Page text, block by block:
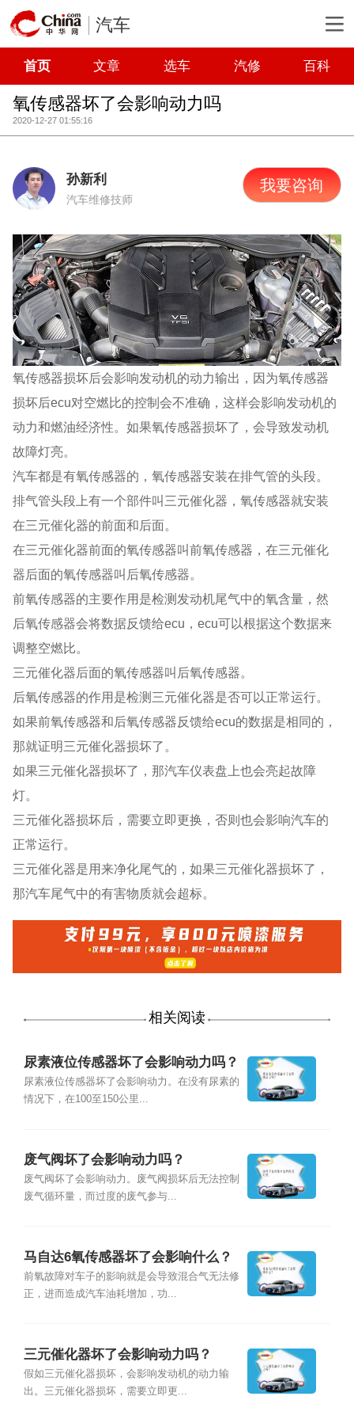
汽车
首页 文章 选车 汽修 百科
氧传感器坏了会影响动力吗
2020-12-27 01:55:16
孙新利
汽车维修技师
我要咨询
氧传感器损坏后会影响发动机的动力输出，因为氧传感器
损坏后ecu对空燃比的控制会不准确，这样会影响发动机的
动力和燃油经济性。如果氧传感器损坏了，会导致发动机
故障灯亮。
汽车都是有氧传感器的，氧传感器安装在排气管的头段。
排气管头段上有一个部件叫三元催化器，氧传感器就安装
在三元催化器的前面和后面。
在三元催化器前面的氧传感器叫前氧传感器，在三元催化
器后面的氧传感器叫后氧传感器。
前氧传感器的主要作用是检测发动机尾气中的氧含量，然
后氧传感器会将数据反馈给ecu，ecu可以根据这个数据来
调整空燃比。
三元催化器后面的氧传感器叫后氧传感器。
后氧传感器的作用是检测三元催化器是否可以正常运行。
如果前氧传感器和后氧传感器反馈给ecu的数据是相同的，
那就证明三元催化器损坏了。
如果三元催化器损坏了，那汽车仪表盘上也会亮起故障
灯。
三元催化器损坏后，需要立即更换，否则也会影响汽车的
正常运行。
三元催化器是用来净化尾气的，如果三元催化器损坏了，
那汽车尾气中的有害物质就会超标。
相关阅读
尿素液位传感器坏了会影响动力吗？
尿素液位传感器坏了会影响动力。在没有尿素的
情况下，在100至150公里...
废气阀坏了会影响动力吗？
废气阀坏了会影响动力。废气阀损坏后无法控制
废气循环量，而过度的废气参与...
马自达6氧传感器坏了会影响什么？
前氧故障对车子的影响就是会导致混合气无法修
正，进而造成汽车油耗增加，功...
三元催化器坏了会影响动力吗？
假如三元催化器损坏，会影响发动机的动力输
出。三元催化器损坏，需要立即更...